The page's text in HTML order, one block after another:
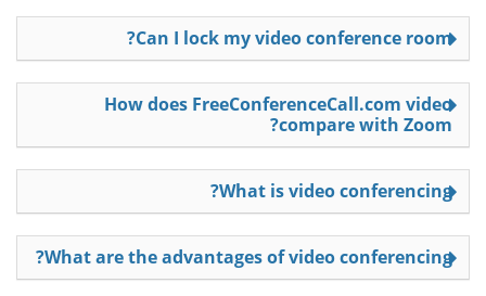
Can I lock my video conference room?
How does FreeConferenceCall.com video
compare with Zoom?
What is video conferencing?
What are the advantages of video conferencing?